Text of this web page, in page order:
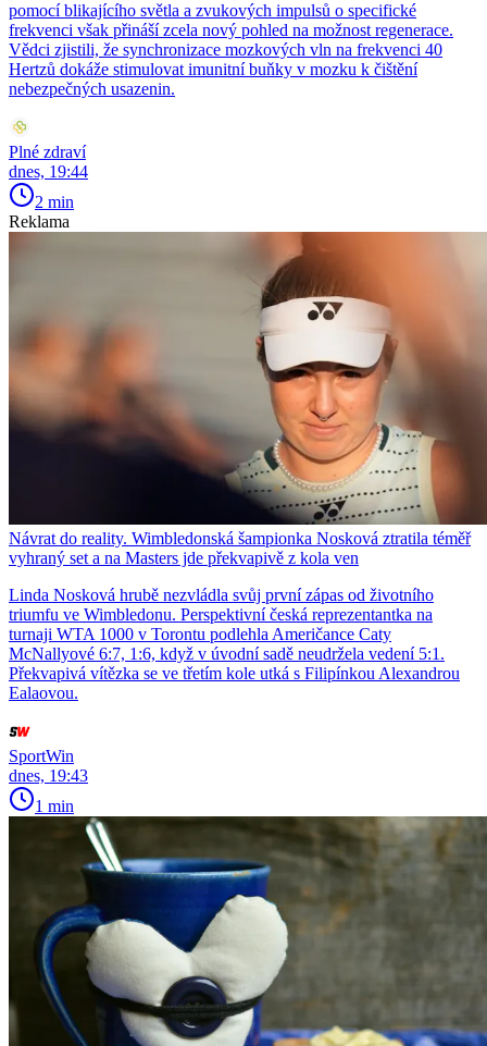
pomocí blikajícího světla a zvukových impulsů o specifické
frekvenci však přináší zcela nový pohled na možnost regenerace.
Vědci zjistili, že synchronizace mozkových vln na frekvenci 40
Hertzů dokáže stimulovat imunitní buňky v mozku k čištění
nebezpečných usazenin.
Plné zdraví
dnes, 19:44
2 min
Reklama
Návrat do reality. Wimbledonská šampionka Nosková ztratila téměř
vyhraný set a na Masters jde překvapivě z kola ven
Linda Nosková hrubě nezvládla svůj první zápas od životního
triumfu ve Wimbledonu. Perspektivní česká reprezentantka na
turnaji WTA 1000 v Torontu podlehla Američance Caty
McNallyové 6:7, 1:6, když v úvodní sadě neudržela vedení 5:1.
Překvapivá vítězka se ve třetím kole utká s Filipínkou Alexandrou
Ealaovou.
SportWin
dnes, 19:43
1 min